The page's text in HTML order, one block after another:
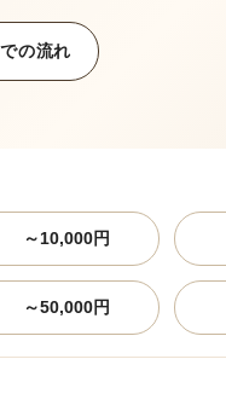
の流れ
～10,000円
～50,000円